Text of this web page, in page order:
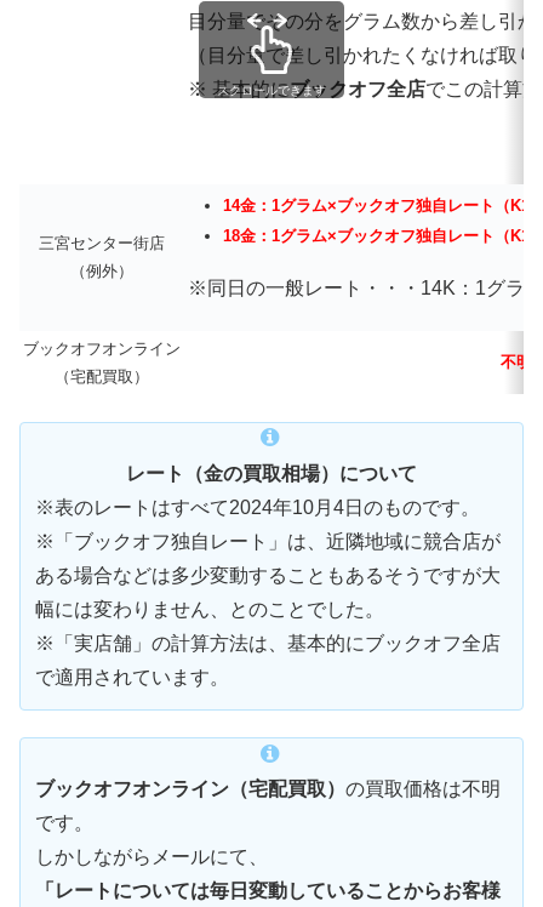
目分量でその分をグラム数から差し引か
（目分量で差し引かれたくなければ取
※ 基本的にブックオフ全店でこの計算
三宮センター街店
（例外）
14金：1グラム×ブックオフ独自レート（K14
18金：1グラム×ブックオフ独自レート（K18
※同日の一般レート・・・14K：1グラ
ブックオフオンライン
（宅配買取）
不明
スクロールできます
レート（金の買取相場）について
※表のレートはすべて2024年10月4日のものです。
※「ブックオフ独自レート」は、近隣地域に競合店が
ある場合などは多少変動することもあるそうですが大
幅には変わりません、とのことでした。
※「実店舗」の計算方法は、基本的にブックオフ全店
で適用されています。
ブックオフオンライン（宅配買取） の買取価格は不明
です。
しかしながらメールにて、
「レートについては毎日変動していることからお客様